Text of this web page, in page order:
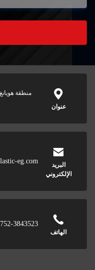
عنوان
منطقة
البريد
الإلكتروني
eg.com
الهاتف
3843523